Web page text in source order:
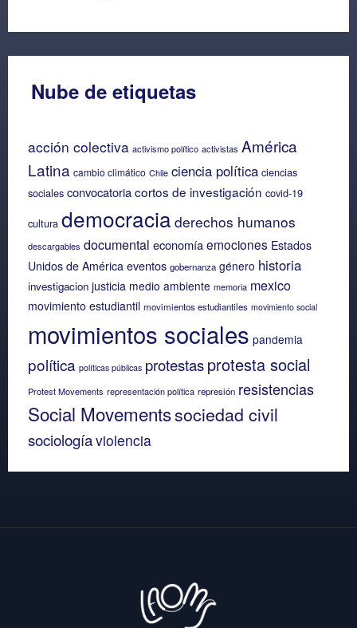
Nube de etiquetas
acción colectiva activismo político activistas América
Latina cambio climático Chile ciencia política ciencias
sociales convocatoriacortos de investigación covid-19
cultura democracia derechos humanos
descargables documental economíaemociones Estados
Unidos de América eventos gobernanza género historia
investigacion justicia medio ambiente memoria mexico
movimiento estudiantil movimientos estudiantiles movimiento social
movimientos sociales pandemia
política políticas públicas protestasprotesta social
Protest Movements representación política represión resistencias
Social Movementssociedad civil
sociologíaviolencia